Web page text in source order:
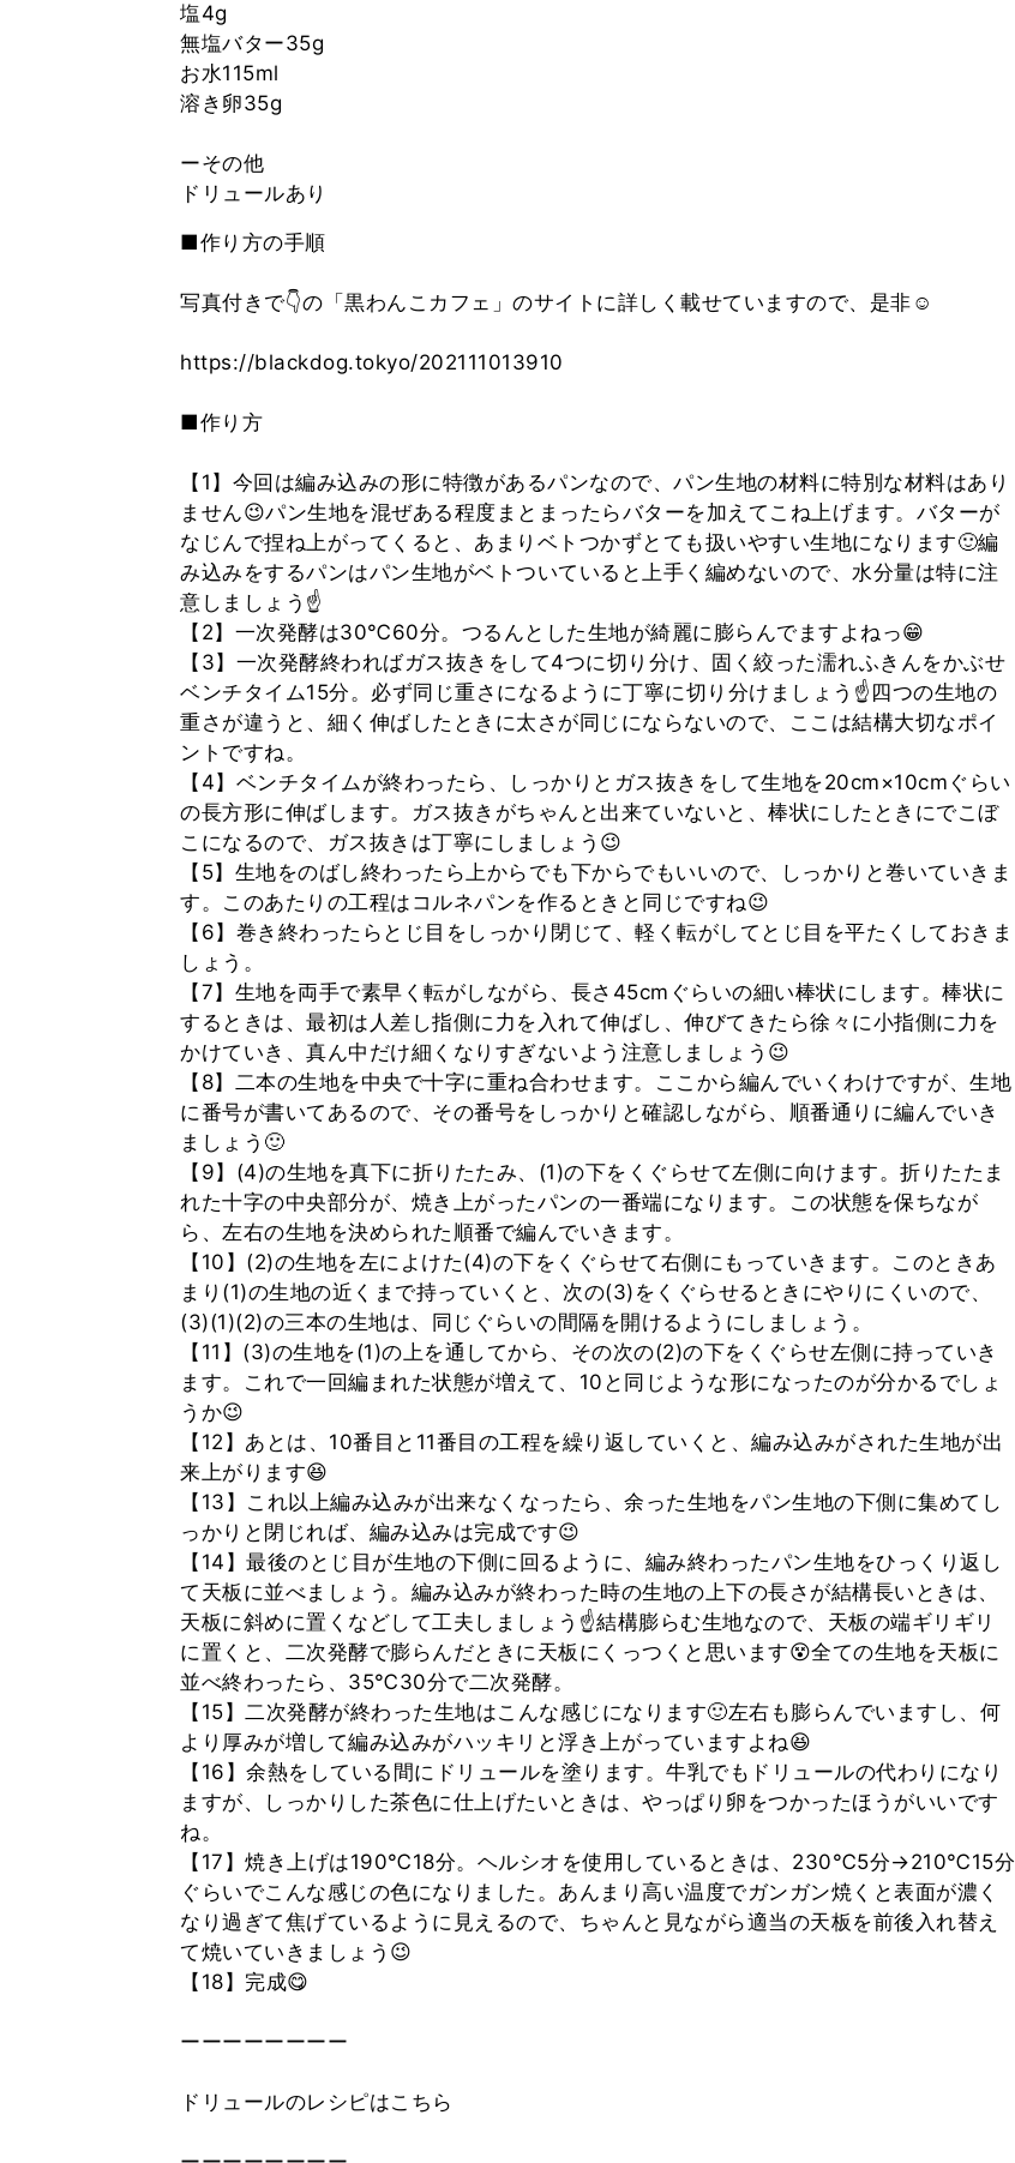
塩4g
無塩バター35g
お水115ml
溶き卵35g
ーその他
■作り方の手順
写真付きで👇の「黒わんこカフェ」のサイトに詳しく載せていますので、是非☺️
https://blackdog.tokyo/202111013910
■作り方
【1】今回は編み込みの形に特徴があるパンなので、パン生地の材料に特別な材料はあり
ません😉パン生地を混ぜある程度まとまったらバターを加えてこね上げます。バターが
なじんで捏ね上がってくると、あまりベトつかずとても扱いやすい生地になります🙂編
み込みをするパンはパン生地がベトついていると上手く編めないので、水分量は特に注
意しましょう☝
【2】一次発酵は30℃60分。つるんとした生地が綺麗に膨らんでますよねっ😁
【3】一次発酵終わればガス抜きをして4つに切り分け、固く絞った濡れふきんをかぶせ
ベンチタイム15分。必ず同じ重さになるように丁寧に切り分けましょう☝四つの生地の
重さが違うと、細く伸ばしたときに太さが同じにならないので、ここは結構大切なポイ
ントですね。
【4】ベンチタイムが終わったら、しっかりとガス抜きをして生地を20cm×10cmぐらい
の長方形に伸ばします。ガス抜きがちゃんと出来ていないと、棒状にしたときにでこぼ
こになるので、ガス抜きは丁寧にしましょう😉
【5】生地をのばし終わったら上からでも下からでもいいので、しっかりと巻いていきま
す。このあたりの工程はコルネパンを作るときと同じですね😉
【6】巻き終わったらとじ目をしっかり閉じて、軽く転がしてとじ目を平たくしておきま
しょう。
【7】生地を両手で素早く転がしながら、長さ45cmぐらいの細い棒状にします。棒状に
するときは、最初は人差し指側に力を入れて伸ばし、伸びてきたら徐々に小指側に力を
かけていき、真ん中だけ細くなりすぎないよう注意しましょう😉
【8】二本の生地を中央で十字に重ね合わせます。ここから編んでいくわけですが、生地
に番号が書いてあるので、その番号をしっかりと確認しながら、順番通りに編んでいき
ましょう🙂
【9】(4)の生地を真下に折りたたみ、(1)の下をくぐらせて左側に向けます。折りたたま
れた十字の中央部分が、焼き上がったパンの一番端になります。この状態を保ちなが
ら、左右の生地を決められた順番で編んでいきます。
【10】(2)の生地を左によけた(4)の下をくぐらせて右側にもっていきます。このときあ
まり(1)の生地の近くまで持っていくと、次の(3)をくぐらせるときにやりにくいので、
(3)(1)(2)の三本の生地は、同じぐらいの間隔を開けるようにしましょう。
【11】(3)の生地を(1)の上を通してから、その次の(2)の下をくぐらせ左側に持っていき
ます。これで一回編まれた状態が増えて、10と同じような形になったのが分かるでしょ
うか😉
【12】あとは、10番目と11番目の工程を繰り返していくと、編み込みがされた生地が出
来上がります😆
【13】これ以上編み込みが出来なくなったら、余った生地をパン生地の下側に集めてし
っかりと閉じれば、編み込みは完成です😉
【14】最後のとじ目が生地の下側に回るように、編み終わったパン生地をひっくり返し
て天板に並べましょう。編み込みが終わった時の生地の上下の長さが結構長いときは、
天板に斜めに置くなどして工夫しましょう☝結構膨らむ生地なので、天板の端ギリギリ
に置くと、二次発酵で膨らんだときに天板にくっつくと思います😵全ての生地を天板に
並べ終わったら、35℃30分で二次発酵。
【15】二次発酵が終わった生地はこんな感じになります🙂左右も膨らんでいますし、何
より厚みが増して編み込みがハッキリと浮き上がっていますよね😆
【16】余熱をしている間にドリュールを塗ります。牛乳でもドリュールの代わりになり
ますが、しっかりした茶色に仕上げたいときは、やっぱり卵をつかったほうがいいです
ね。
【17】焼き上げは190℃18分。ヘルシオを使用しているときは、230℃5分→210℃15分
ぐらいでこんな感じの色になりました。あんまり高い温度でガンガン焼くと表面が濃く
なり過ぎて焦げているように見えるので、ちゃんと見ながら適当の天板を前後入れ替え
て焼いていきましょう😉
【18】完成😋
ーーーーーーーー
ドリュールのレシピはこちら